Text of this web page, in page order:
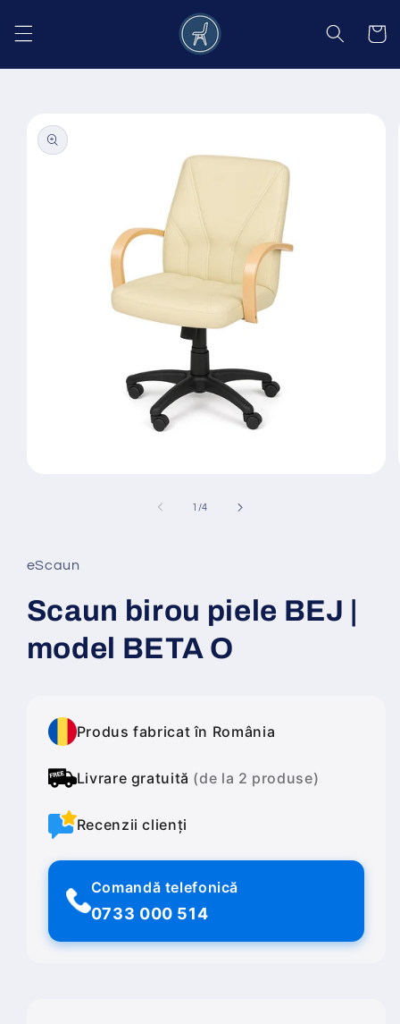
conținut
Coș
informațiile
despre
produs
fereastră
modală
1 /din
4
eScaun
Scaun birou piele BEJ |
model BETA O
Produs fabricat în România
Livrare gratuită (de la 2 produse)
Recenzii clienți
Comandă telefonică
0733 000 514